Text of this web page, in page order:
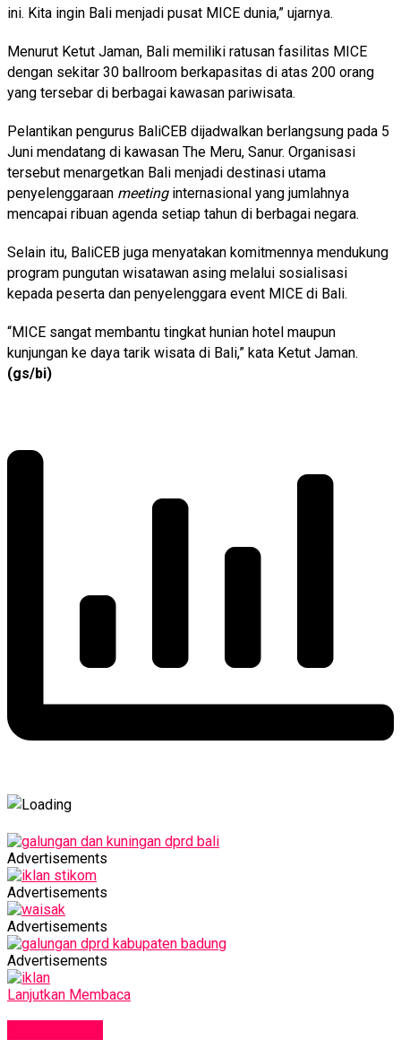
ini. Kita ingin Bali menjadi pusat MICE dunia,” ujarnya.
Menurut Ketut Jaman, Bali memiliki ratusan fasilitas MICE
dengan sekitar 30 ballroom berkapasitas di atas 200 orang
yang tersebar di berbagai kawasan pariwisata.
Pelantikan pengurus BaliCEB dijadwalkan berlangsung pada 5
Juni mendatang di kawasan The Meru, Sanur. Organisasi
tersebut menargetkan Bali menjadi destinasi utama
penyelenggaraan meetinginternasional yang jumlahnya
mencapai ribuan agenda setiap tahun di berbagai negara.
Selain itu, BaliCEB juga menyatakan komitmennya mendukung
program pungutan wisatawan asing melalui sosialisasi
kepada peserta dan penyelenggara event MICE di Bali.
“MICE sangat membantu tingkat hunian hotel maupun
kunjungan ke daya tarik wisata di Bali,” kata Ketut Jaman.
(gs/bi)
Advertisements
Advertisements
Advertisements
Advertisements
Lanjutkan Membaca